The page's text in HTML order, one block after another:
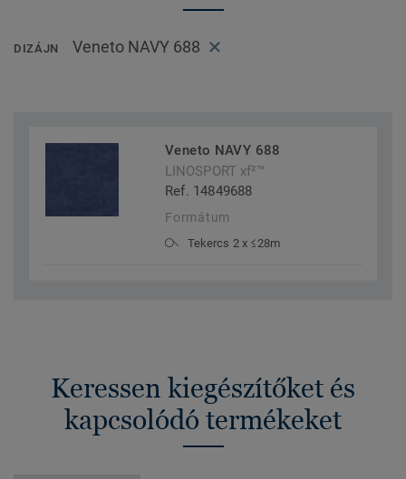
DIZÁJN Veneto NAVY 688
Veneto NAVY 688
LINOSPORT xf²™
Ref. 14849688
Formátum
Tekercs 2 x ≤28m
Keressen kiegészítőket és
kapcsolódó termékeket